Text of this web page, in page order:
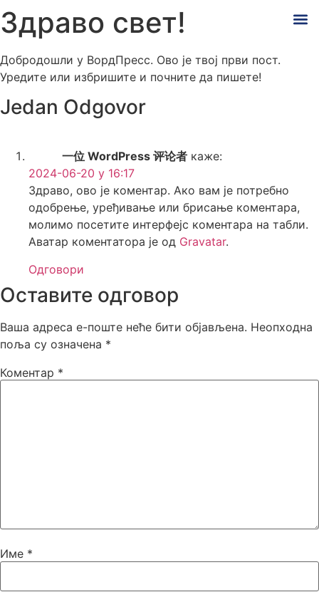
Здраво свет!
Добродошли у ВордПресс. Ово је твој први пост.
Уредите или избришите и почните да пишете!
Jedan Odgovor
一位 WordPress 评论者 каже:
2024-06-20 у 16:17
Здраво, ово је коментар. Ако вам је потребно
одобрење, уређивање или брисање коментара,
молимо посетите интерфејс коментара на табли.
Аватар коментатора је од Gravatar.
Одговори
Оставите одговор
Ваша адреса е-поште неће бити објављена. Неопходна
поља су означена *
Коментар *
Име *